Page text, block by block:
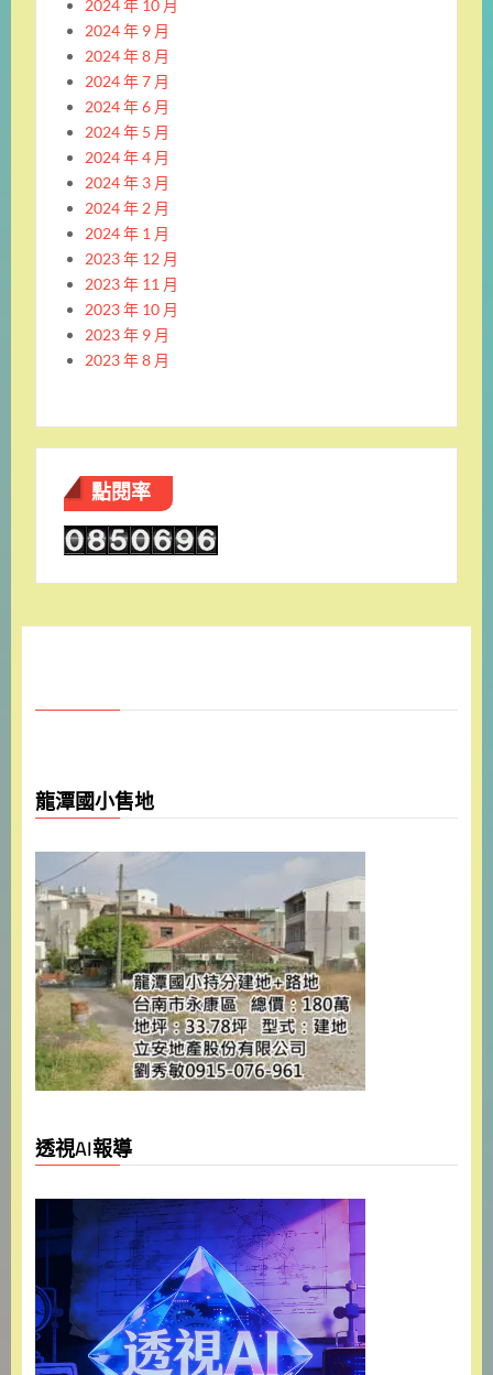
2024 年 10 月
2024 年 9 月
2024 年 8 月
2024 年 7 月
2024 年 6 月
2024 年 5 月
2024 年 4 月
2024 年 3 月
2024 年 2 月
2024 年 1 月
2023 年 12 月
2023 年 11 月
2023 年 10 月
2023 年 9 月
2023 年 8 月
點閱率
龍潭國小售地
透視AI報導